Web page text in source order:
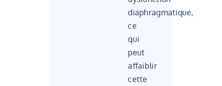
diaphragmatique,
ce
qui
peut
affaiblir
cette